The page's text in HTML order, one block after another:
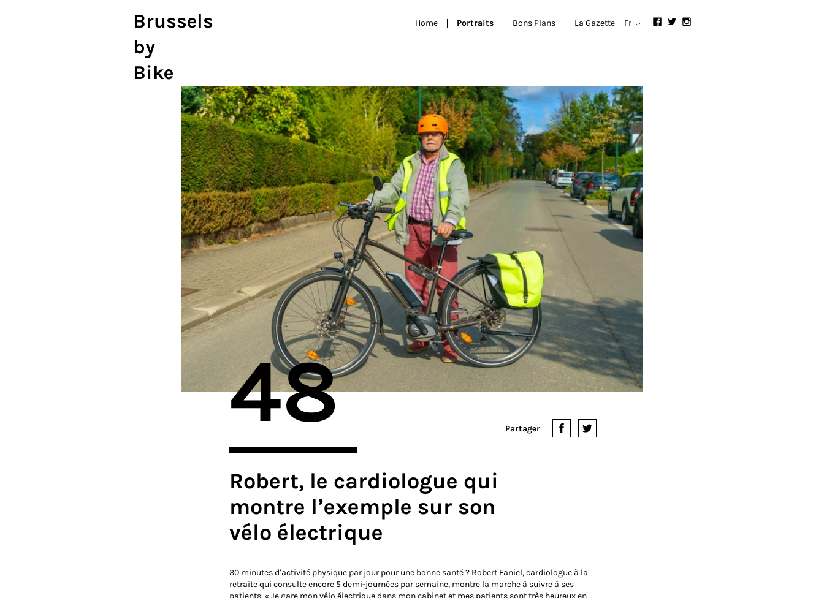
Brussels
by
Bike
Home Portraits Bons Plans La Gazette Fr
48 Partager
Robert, le cardiologue qui
montre l’exemple sur son
vélo électrique
30 minutes d’activité physique par jour pour une bonne santé ? Robert Faniel, cardiologue à la
retraite qui consulte encore 5 demi-journées par semaine, montre la marche à suivre à ses